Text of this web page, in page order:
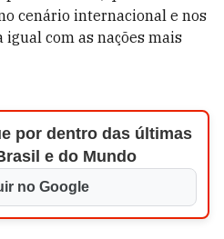
cenário internacional e nos
com as nações mais
por dentro das últimas
e do Mundo
no Google